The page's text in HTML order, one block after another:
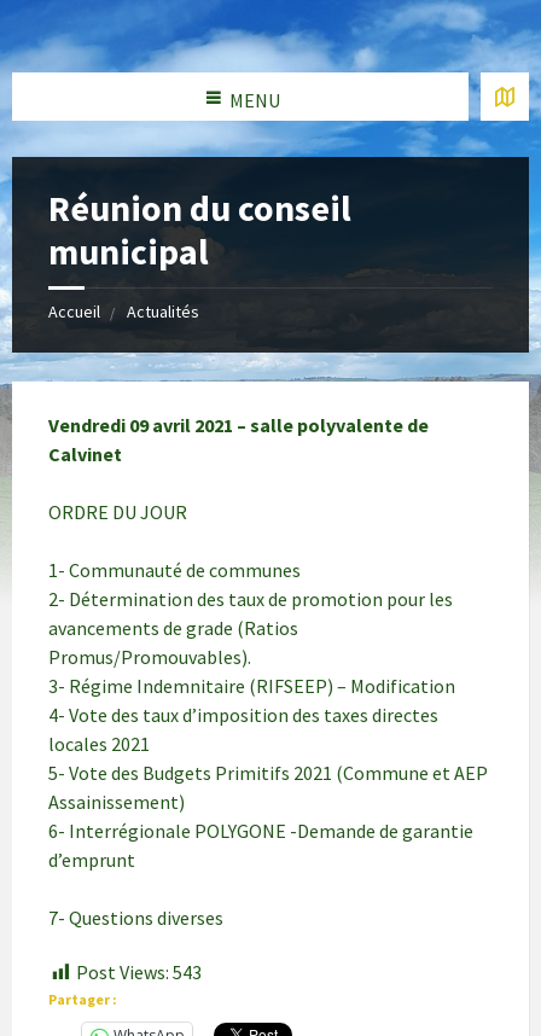
MENU
Réunion du conseil
municipal
Accueil Actualités
Vendredi 09 avril 2021 – salle polyvalente de
Calvinet
ORDRE DU JOUR
1- Communauté de communes
2- Détermination des taux de promotion pour les
avancements de grade (Ratios
Promus/Promouvables).
3- Régime Indemnitaire (RIFSEEP) – Modification
4- Vote des taux d’imposition des taxes directes
locales 2021
5- Vote des Budgets Primitifs 2021 (Commune et AEP
Assainissement)
6- Interrégionale POLYGONE -Demande de garantie
d’emprunt
7- Questions diverses
Post Views: 543
Partager :